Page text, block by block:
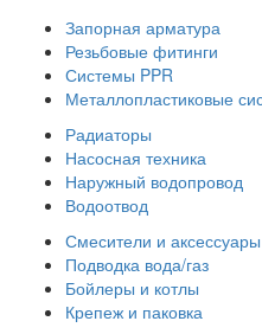
Запорная арматура
Резьбовые фитинги
Системы PPR
Металлопластиковые
Радиаторы
Насосная техника
Наружный водопровод
Водоотвод
Смесители и аксессуары
Подводка вода/газ
Бойлеры и котлы
Крепеж и паковка